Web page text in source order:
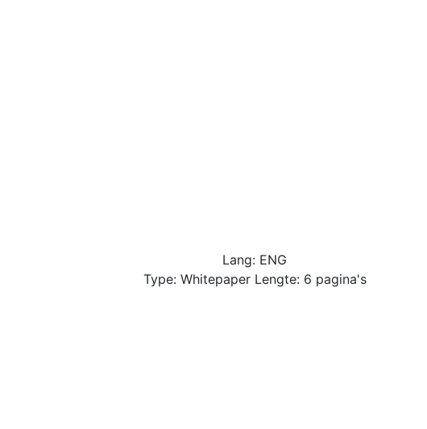
Lang: ENG
Type: Whitepaper Lengte: 6 pagina's